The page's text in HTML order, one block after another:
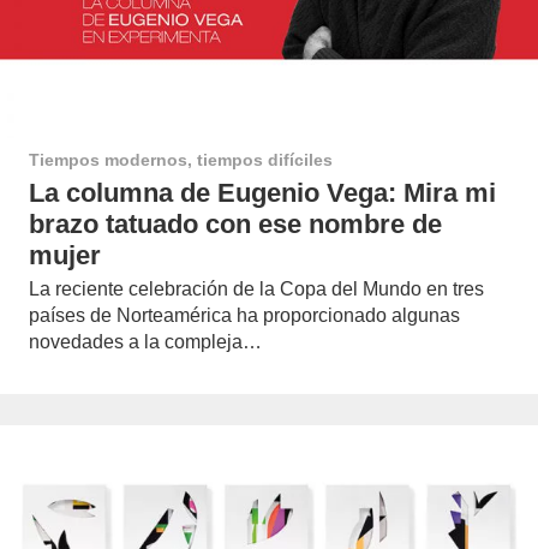
Tiempos modernos, tiempos difíciles
La columna de Eugenio Vega: Mira mi
brazo tatuado con ese nombre de
mujer
La reciente celebración de la Copa del Mundo en tres
países de Norteamérica ha proporcionado algunas
novedades a la compleja…